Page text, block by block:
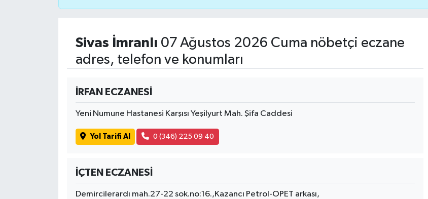
Sivas İmranlı 07 Ağustos 2026 Cuma nöbetçi eczane
adres, telefon ve konumları
İRFAN ECZANESİ
Yeni Numune Hastanesi Karşısı Yeşilyurt Mah. Şifa Caddesi
Yol Tarifi Al 0 (346) 225 09 40
İÇTEN ECZANESİ
Demircilerardı mah.27-22 sok.no:16.,Kazancı Petrol-OPET arkası,
KENT GÜNDEMİ
KÜLTÜR-SANAT